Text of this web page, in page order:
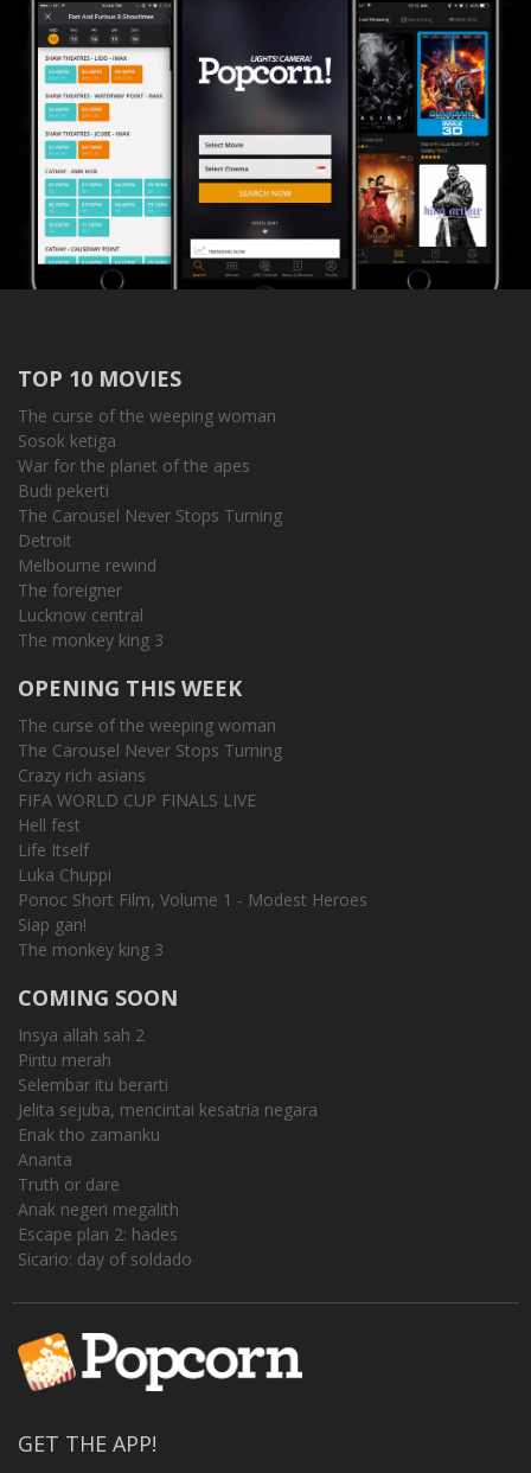
TOP 10 MOVIES
The curse of the weeping woman
Sosok ketiga
War for the planet of the apes
Budi pekerti
The Carousel Never Stops Turning
Detroit
Melbourne rewind
The foreigner
Lucknow central
The monkey king 3
OPENING THIS WEEK
The curse of the weeping woman
The Carousel Never Stops Turning
Crazy rich asians
FIFA WORLD CUP FINALS LIVE
Hell fest
Life Itself
Luka Chuppi
Ponoc Short Film, Volume 1 - Modest Heroes
Siap gan!
The monkey king 3
COMING SOON
Insya allah sah 2
Pintu merah
Selembar itu berarti
Jelita sejuba, mencintai kesatria negara
Enak tho zamanku
Ananta
Truth or dare
Anak negeri megalith
Escape plan 2: hades
Sicario: day of soldado
GET THE APP!